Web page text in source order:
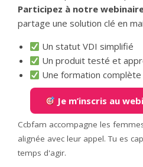
Participez à notre
partage une solution clé en
Un statut VDI simplifié
Un produit testé et
Une formation
Je m’inscris au
Ccbfam accompagne les
alignée avec leur appel. Tu es
temps d'agir.